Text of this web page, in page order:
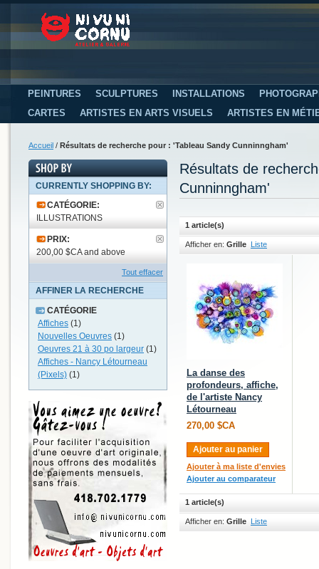
PEINTURES SCULPTURES INSTALLATIONS
CARTES
ARTISTES EN ARTS VISUELS ARTISTES EN
Accueil / Résultats de recherche pour : 'Tableau Sandy Cunninngham'
Résultats de
Cunninngham'
1 article(s)
Afficher en: Grille Liste
La danse des
profondeurs, affiche,
de l'artiste Nancy
Létourneau
270,00 $CA
Ajouter au panier
Ajouter à ma liste d'envies
Ajouter au comparateur
1 article(s)
Afficher en: Grille Liste
CURRENTLY SHOPPING BY:
CATÉGORIE:
ILLUSTRATIONS
PRIX:
200,00 $CA and above
Tout effacer
AFFINER LA RECHERCHE
CATÉGORIE
Affiches (1)
Nouvelles Oeuvres (1)
Oeuvres 21 à 30 po largeur (1)
Affiches - Nancy Létourneau
(Pixels) (1)